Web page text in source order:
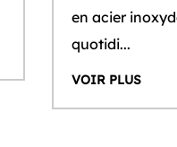
indissociables de notre